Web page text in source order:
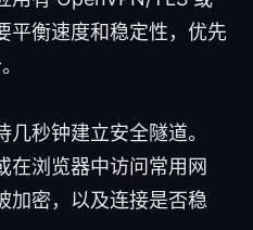
平衡速度和稳定性，优先
秒钟建立安全隧道。
在浏览器中访问常用网
加密，以及连接是否稳